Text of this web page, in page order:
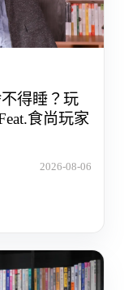
不得睡？玩
食尚玩家
2026-08-06